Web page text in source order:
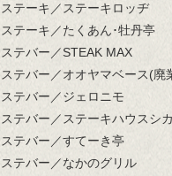
ステーキ／ステーキロッヂ
ステーキ／たくあん･牡丹亭
ステバー／STEAK MAX
ステバー／オオヤマベース(廃
ステバー／ジェロニモ
ステバー／ステーキハウスシ
ステバー／すてーき亭
ステバー／なかのグリル